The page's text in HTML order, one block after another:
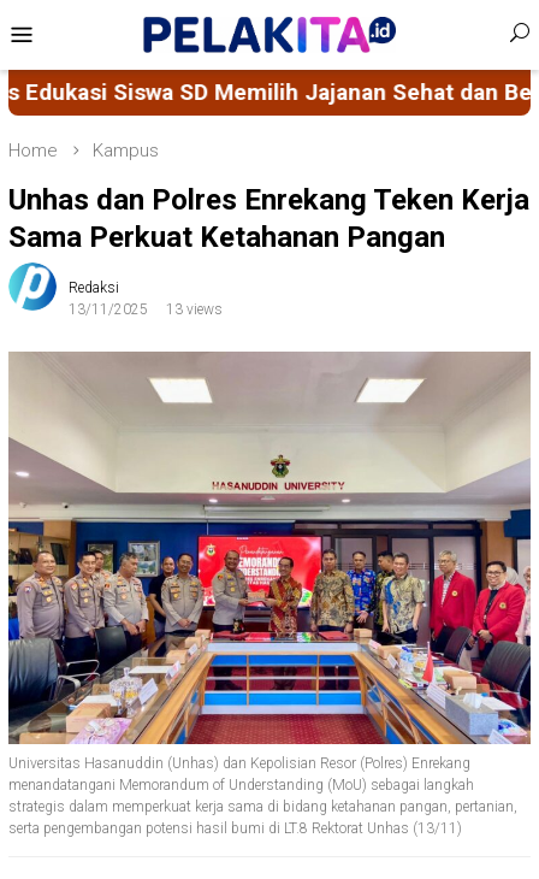
to
content
Menu
dan Bergizi SOBAT PHBS: Inovasi
Home Kampus
Unhas dan Polres Enrekang Teken Kerja
Sama Perkuat Ketahanan Pangan
Redaksi
13/11/2025
13 views
Universitas Hasanuddin (Unhas) dan Kepolisian Resor (Polres) Enrekang
menandatangani Memorandum of Understanding (MoU) sebagai langkah
strategis dalam memperkuat kerja sama di bidang ketahanan pangan, pertanian,
serta pengembangan potensi hasil bumi di LT.8 Rektorat Unhas (13/11)